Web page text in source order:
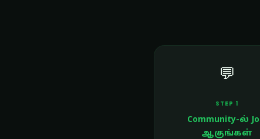
💬
STEP 1
Community-ல்
ஆகுங்கள்